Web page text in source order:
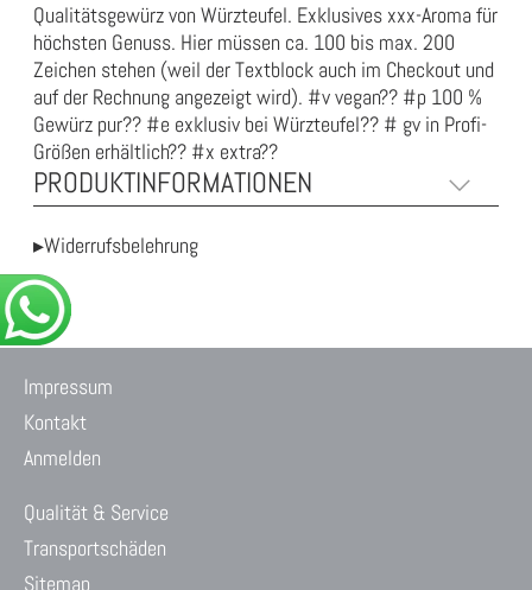
Qualitätsgewürz von Würzteufel. Exklusives xxx-Aroma für
höchsten Genuss. Hier müssen ca. 100 bis max. 200
Zeichen stehen (weil der Textblock auch im Checkout und
auf der Rechnung angezeigt wird). #v vegan?? #p 100 %
Gewürz pur?? #e exklusiv bei Würzteufel?? # gv in Profi-
Größen erhältlich?? #x extra??
PRODUKTINFORMATIONEN
▸Widerrufsbelehrung
Impressum
Kontakt
Anmelden
Qualität & Service
Transportschäden
Sitemap